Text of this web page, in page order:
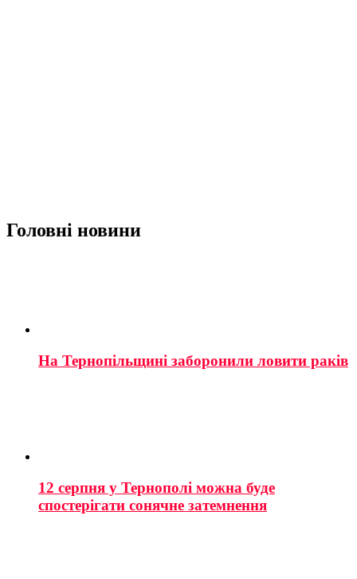
Головні новини
На Тернопільщині заборонили ловити раків
12 серпня у Тернополі можна буде
спостерігати сонячне затемнення